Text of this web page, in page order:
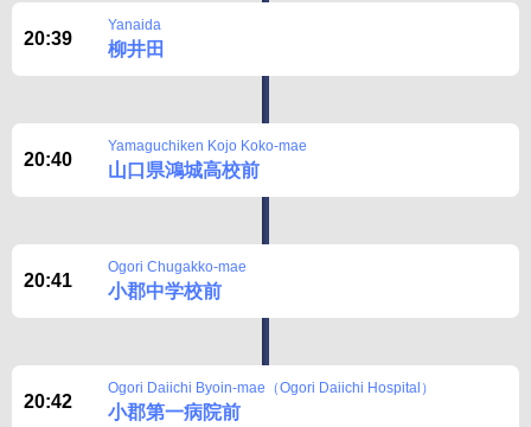
20:39
Yanaida
柳井田
20:40
Yamaguchiken Kojo Koko-mae
山口県鴻城高校前
20:41
Ogori Chugakko-mae
小郡中学校前
20:42
Ogori Daiichi Byoin-mae（Ogori Daiichi Hospital）
小郡第一病院前